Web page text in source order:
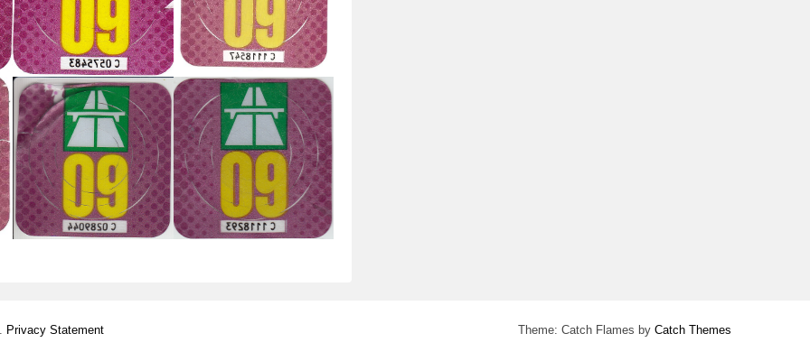
Privacy Statement Theme: Catch Flames by Catch Themes